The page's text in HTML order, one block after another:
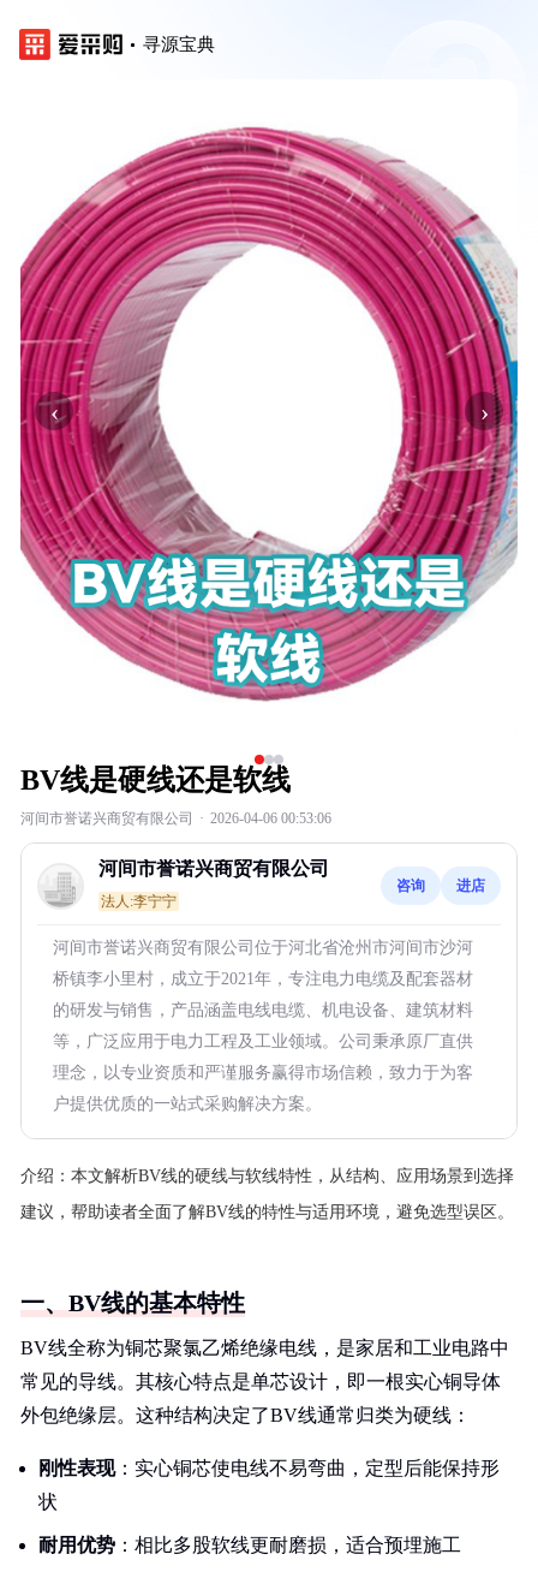
寻源宝典
‹ ›
BV线是硬线还是软线
河间市誉诺兴商贸有限公司 · 2026-04-06 00:53:06
河间市誉诺兴商贸有限公司
法人:李宁宁
咨询 进店
河间市誉诺兴商贸有限公司位于河北省沧州市河间市沙河
桥镇李小里村，成立于2021年，专注电力电缆及配套器材
的研发与销售，产品涵盖电线电缆、机电设备、建筑材料
等，广泛应用于电力工程及工业领域。公司秉承原厂直供
理念，以专业资质和严谨服务赢得市场信赖，致力于为客
户提供优质的一站式采购解决方案。
介绍： 本文解析BV线的硬线与软线特性，从结构、应用场景到选择
建议，帮助读者全面了解BV线的特性与适用环境，避免选型误区。
一、BV线的基本特性
BV线全称为铜芯聚氯乙烯绝缘电线，是家居和工业电路中
常见的导线。其核心特点是单芯设计，即一根实心铜导体
外包绝缘层。这种结构决定了BV线通常归类为硬线：
刚性表现：实心铜芯使电线不易弯曲，定型后能保持形
状
耐用优势 ：相比多股软线更耐磨损，适合预埋施工